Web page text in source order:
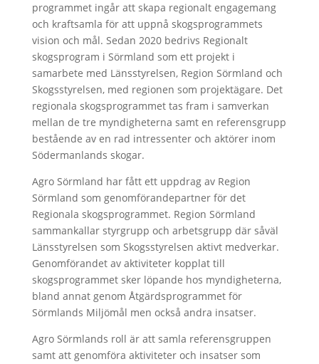
programmet ingår att skapa regionalt engagemang
och kraftsamla för att uppnå skogsprogrammets
vision och mål. Sedan 2020 bedrivs Regionalt
skogsprogram i Sörmland som ett projekt i
samarbete med Länsstyrelsen, Region Sörmland och
Skogsstyrelsen, med regionen som projektägare. Det
regionala skogsprogrammet tas fram i samverkan
mellan de tre myndigheterna samt en referensgrupp
bestående av en rad intressenter och aktörer inom
Södermanlands skogar.
Agro Sörmland har fått ett uppdrag av Region
Sörmland som genomförandepartner för det
Regionala skogsprogrammet. Region Sörmland
sammankallar styrgrupp och arbetsgrupp där såväl
Länsstyrelsen som Skogsstyrelsen aktivt medverkar.
Genomförandet av aktiviteter kopplat till
skogsprogrammet sker löpande hos myndigheterna,
bland annat genom Åtgärdsprogrammet för
Sörmlands Miljömål men också andra insatser.
Agro Sörmlands roll är att samla referensgruppen
samt att genomföra aktiviteter och insatser som